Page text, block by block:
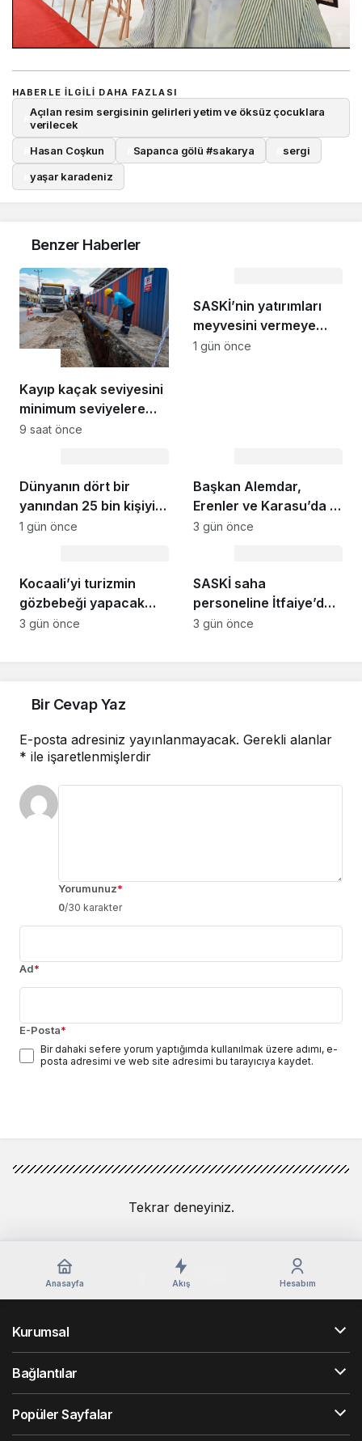
HABERLE ILGILI DAHA FAZLASI
Açılan resim sergisinin gelirleri yetim ve öksüz çocuklara
verilecek
Hasan Coşkun Sapanca gölü #sakarya sergi
yaşar karadeniz
Benzer Haberler
Kayıp kaçak seviyesini
minimum seviyelere
indiriyoruz “Şehrimizin
taşımak için
çalışıyoruz”
9 saat önce
SASKİ’nin yatırımları
meyvesini vermeye
başladı: Sapanca
1 gün önce
Dünyanın dört bir
yanından 25 bin kişiyi
ağırlayacak dev fuar
1 gün önce
Başkan Alemdar,
Erenler ve Karasu’da 2
mahalleyi ziyaret etti:
hayata geçtiği bir
dönem yaşıyoruz”
3 gün önce
Kocaali’yi turizmin
gözbebeği yapacak
sahil projelerini ilk kez
3 gün önce
SASKİ saha
personeline İtfaiye’den
uygulamalı güvenlik
3 gün önce
Bir Cevap Yaz
E-posta adresiniz yayınlanmayacak. Gerekli alanlar
* ile işaretlenmişlerdir
Yorumunuz*
0/30 karakter
Ad*
E-Posta*
Bir dahaki sefere yorum yaptığımda kullanılmak üzere adımı, e-
posta adresimi ve web site adresimi bu tarayıcıya kaydet.
Tekrar deneyiniz.
Anasayfa Akış Hesabım
Kurumsal
Bağlantılar
Popüler Sayfalar